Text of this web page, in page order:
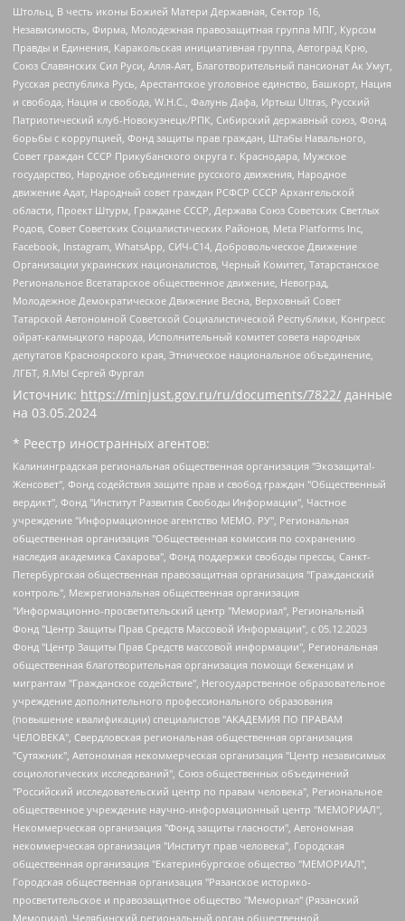
Штольц, В честь иконы Божией Матери Державная, Сектор 16,
Независимость, Фирма, Молодежная правозащитная группа МПГ, Курсом
Правды и Единения, Каракольская инициативная группа, Автоград Крю,
Союз Славянских Сил Руси, Алля-Аят, Благотворительный пансионат Ак Умут,
Русская республика Русь, Арестантское уголовное единство, Башкорт, Нация
и свобода, Нация и свобода, W.H.С., Фалунь Дафа, Иртыш Ultras, Русский
Патриотический клуб-Новокузнецк/РПК, Сибирский державный союз, Фонд
борьбы с коррупцией, Фонд защиты прав граждан, Штабы Навального,
Совет граждан СССР Прикубанского округа г. Краснодара, Мужское
государство, Народное объединение русского движения, Народное
движение Адат, Народный совет граждан РСФСР СССР Архангельской
области, Проект Штурм, Граждане СССР, Держава Союз Советских Светлых
Родов, Совет Советских Социалистических Районов, Meta Platforms Inc,
Facebook, Instagram, WhatsApp, СИЧ-С14, Добровольческое Движение
Организации украинских националистов, Черный Комитет, Татарстанское
Региональное Всетатарское общественное движение, Невоград,
Молодежное Демократическое Движение Весна, Верховный Совет
Татарской Автономной Советской Социалистической Республики, Конгресс
ойрат-калмыцкого народа, Исполнительный комитет совета народных
депутатов Красноярского края, Этническое национальное объединение,
ЛГБТ, Я.МЫ Сергей Фургал
Источник: https://minjust.gov.ru/ru/documents/7822/ данные
на 03.05.2024
* Реестр иностранных агентов:
Калининградская региональная общественная организация "Экозащита!-Женсовет", Фонд содействия защите прав и свобод граждан "Общественный вердикт", Фонд "Институт Развития Свободы Информации", Частное учреждение "Информационное агентство МЕМО. РУ", Региональная общественная организация "Общественная комиссия по сохранению наследия академика Сахарова", Фонд поддержки свободы прессы, Санкт-Петербургская общественная правозащитная организация "Гражданский контроль", Межрегиональная общественная организация "Информационно-просветительский центр "Мемориал", Региональный Фонд "Центр Защиты Прав Средств Массовой Информации", с 05.12.2023 Фонд "Центр Защиты Прав Средств массовой информации", Региональная общественная благотворительная организация помощи беженцам и мигрантам "Гражданское содействие", Негосударственное образовательное учреждение дополнительного профессионального образования (повышение квалификации) специалистов "АКАДЕМИЯ ПО ПРАВАМ ЧЕЛОВЕКА", Свердловская региональная общественная организация "Сутяжник", Автономная некоммерческая организация "Центр независимых социологических исследований", Союз общественных объединений "Российский исследовательский центр по правам человека", Региональное общественное учреждение научно-информационный центр "МЕМОРИАЛ", Некоммерческая организация "Фонд защиты гласности", Автономная некоммерческая организация "Институт прав человека", Городская общественная организация "Екатеринбургское общество "МЕМОРИАЛ", Городская общественная организация "Рязанское историко-просветительское и правозащитное общество "Мемориал" (Рязанский Мемориал), Челябинский региональный орган общественной самодеятельности – женское общественное объединение "Женщины Евразии", Челябинский региональный орган общественной самодеятельности "Уральская правозащитная группа", Фонд содействия защите здоровья и социальной справедливости имени Андрея Рылькова, Автономная Некоммерческая Организация "Аналитический Центр Юрия Левады", Автономная некоммерческая организация социальной поддержки населения "Проект Апрель", Региональная общественная организация помощи женщинам и детям, находящимся в кризисной ситуации "Информационно-методический центр "Анна", Фонд содействия развитию массовых коммуникаций и правовому просвещению "Так-так-Так", Фонд содействия устойчивому развитию "Серебряная тайга", Свердловский региональный общественный фонд социальных проектов "Новое время", "Idel.Реалии", Кавказ.Реалии, Крым.Реалии, Телеканал Настоящее Время, Татаро-башкирская служба Радио Свобода (Azatliq Radiosi), Радио Свободная Европа/Радио Свобода (PCE/PC), "Сибирь.Реалии", "Фактограф", Благотворительный фонд помощи осужденным и их семьям, Автономная некоммерческая организация "Институт глобализации и социальных движений", Фонд "В защиту прав заключенных", Частное учреждение "Центр поддержки и содействия развитию средств массовой информации", Пензенский региональный общественный благотворительный фонд "Гражданский союз", "Север.Реалии", Некоммерческая организация Фонд "Правовая инициатива", Общество с ограниченной ответственностью "Радио Свободная Европа/Радио Свобода", Чешское информационное агентство "MEDIUM-ORIENT", Красноярская региональная общественная организация "Мы против СПИДа", Камалягин Денис Николаевич, Маркелов Сергей Евгеньевич, Пономарев Лев Александрович, Савицкая Людмила Алексеевна, Автономная некоммерческая организация "Центр по работе с проблемой насилия "НАСИЛИЮ.НЕТ", Межрегиональный профессиональный союз работников здравоохранения "Альянс врачей", Юридическое лицо, зарегистрированное в Латвийской Республике, SIA "Medusa Project" (регистрационный номер 40103797863, дата регистрации 10.06.2014), Некоммерческая организация "Фонд по борьбе с коррупцией", Автономная некоммерческая организация "Институт права и публичной политики", Баданин Роман Сергеевич, Гликин Максим Александрович, Железнова Мария Михайловна, Лукьянова Юлия Сергеевна, Маетная Елизавета Витальевна, Маняхин Петр Борисович, Чуракова Ольга Владимировна, Ярош Юлия Петровна, Юридическое лицо "The Insider SIA", зарегистрированное в Риге, Латвийская Республика (дата регистрации 26.06.2015), являющееся администратором доменного имени интернет-издания "The Insider SIA", https://theins.ru, Постернак Алексей Евгеньевич, Рубин Михаил Аркадьевич, Анин Роман Александрович, Юридическое лицо Istories fonds, зарегистрированное в Латвийской Республике (регистрационный номер 50008295751, дата регистрации 24.02.2020), Великовский Дмитрий Александрович, Долинина Ирина Николаевна, Мароховская Алеся Алексеевна, Шлейнов Роман Юрьевич, Шмагун Олеся Валентиновна, Общество с ограниченной ответственностью "Альтаир 2021", Общество с ограниченной ответственностью "Вега 2021", Общество с ограниченной ответственностью "Главный редактор 2021", Общество с ограниченной ответственностью "Ромашки монолит", Важенков Артем Валерьевич, Ивановская областная общественная организация "Центр гендерных исследований", Гурман Юрий Альбертович, Медиапроект "ОВД-Инфо", Егоров Владимир Владимирович, Жилинский Владимир Александрович, Общество с ограниченной ответственностью "ЗП", Иванова София Юрьевна, Карезина Инна Павловна, Кильтау Екатерина Викторовна, Петров Алексей Викторович, Пискунов Сергей Евгеньевич, Смирнов Сергей Сергеевич, Тихонов Михаил Сергеевич, Общество с ограниченной ответственностью "ЖУРНАЛИСТ-ИНОСТРАННЫЙ АГЕНТ", Арапова Галина Юрьевна, Вольтская Татьяна Анатольевна, Американская компания "Mason G.E.S. Anonymous Foundation" (США), являющаяся владельцем интернет-издания https://mnews.world/, Компания "Stichting Bellingcat", зарегистрированная в Нидерландах (дата регистрации 11.07.2018), Захаров Андрей Вячеславович, Клепиковская Екатерина Дмитриевна, Общество с ограниченной ответственностью "МЕМО", Перл Роман Александрович, Симонов Евгений Алексеевич, Соловьева Елена Анатольевна, Сотников Даниил Владимирович, Сурначева Елизавета Дмитриевна, Автономная некоммерческая организация по защите прав человека и информированию населения "Якутия – Наше Мнение", Общество с ограниченной ответственностью "Москоу диджитал медиа", с 26.01.2023 Общество с ограниченной ответственностью "Чайка Белые сады", Ветошкина Валерия Валерьевна, Заговора Максим Александрович, Межрегиональное общественное движение "Российская ЛГБТ - сеть", Оленичев Максим Владимирович, Павлов Иван Юрьевич, Скворцова Елена Сергеевна, Общество с ограниченной ответственностью "Как бы инагент", Кочетков Игорь Викторович, Общество с ограниченной ответственностью "Честные выборы", Еланчик Олег Александрович, Общество с ограниченной ответственностью "Нобелевский призыв", Гималова Регина Эмилевна, Григорьев Андрей Валерьевич, Григорьева Алина Александровна, Ассоциация по содействию защите прав призывников, альтернативнослужащих и военнослужащих "Правозащитная группа "Гражданин.Армия.Право", Хисамова Регина Фаритовна, Автономная некоммерческая организация по реализации социально-правовых программ "Лилит", Дальневосточное общественное движение "Маяк", Санкт-Петербургская ЛГБТ-инициативная группа "Выход", Инициативная группа ЛГБТ+ "Реверс", Алексеев Андрей Викторович, Бекбулатова Таисия Львовна, Беляев Иван Михайлович, Владыкина Елена Сергеевна, Гельман Марат Александрович, Никульшина Вероника Юрьевна, Толоконникова Надежда Андреевна, Шендерович Виктор Анатольевич, Общество с ограниченной ответственностью "Данное сообщение", Общество с ограниченной ответственностью Издательский дом "Новая глава", Айнбиндер Александра Александровна, Московский комьюнити-центр для ЛГБТ+инициатив, Благотворительный фонд развития филантропии, Deutsche Welle (Германия, Kurt-Schumacher-Strasse 3, 53113 Bonn), Борзунова Мария Михайловна, Воробьев Виктор Викторович, Голубева Анна Львовна, Константинова Алла Михайловна, Малкова Ирина Владимировна, Мурадов Мурад Абдулгалимович, Осетинская Елизавета Николаевна, Понасенков Евгений Николаевич, Ганапольский Матвей Юрьевич, Киселев Евгений Алексеевич, Борухович Ирина Григорьевна, Дремин Иван Тимофеевич, Дубровский Дмитрий Викторович, Красноярская региональная общественная организация поддержки и развития альтернативных образовательных технологий и межкультурных коммуникаций "ИНТЕРРА", Маяковская Екатерина Алексеевна, Фейгин Марк Захарович, Филимонов Андрей Викторович, Дзугкоева Регина Николаевна, Доброхотов Роман Александрович, Дудь Юрий Александрович, Елкин Сергей Владимирович, Кругликов Кирилл Игоревич, Сабунаева Мария Леонидовна, Семенов Алексей Владимирович, Шаинян Карен Багратович, Шульман Екатерина Михайловна, Асафьев Артур Валерьевич, Вахштайн Виктор Семенович, Венедиктов Алексей Алексеевич, Лушникова Екатерина Евгеньевна, Волков Леонид Михайлович, Невзоров Александр Глебович, Пархоменко Сергей Борисович, Сироткин Ярослав Николаевич, Кара-Мурза Владимир Владимирович, Баранова Наталья Владимировна, Гозман Леонид Яковлевич, Кагарлицкий Борис Юльевич, Климарев Михаил Валерьевич, Милов Владимир Станиславович, Автономная некоммерческая организация Краснодарский центр современного искусства "Типография", Моргенштерн Алишер Тагирович, Соболь Любовь Эдуардовна, Общество с ограниченной ответственностью "ЛИЗА НОРМ", Каспаров Гарри Кимович, Ходорковский Михаил Борисович, Общество с ограниченной ответственностью "Апрельские тезисы", Данилович Ирина Брониславовна, Кашин Олег Владимирович, Петров Николай Владимирович, Пивоваров Алексей Владимирович, Соколов Михаил Владимирович, Цветкова Юлия Владимировна, Чичваркин Евгений Александрович, Комитет против пыток/Команда против пыток, Общество с ограниченной ответственностью "Первый научный", Общество с ограниченной ответственностью "Вертолет и ко", Белоцерковская Вероника Борисовна, Кац Максим Евгеньевич, Лазарева Татьяна Юрьевна, Шаведдинов Руслан Табризович, Яшин Илья Валерьевич, Общество с ограниченной ответственностью "Иноагент ААВ", Алешковский Дмитрий Петрович, Альбац Евгения Марковна, Быков Дмитрий Львович, Галямина Юлия Евгеньевна, Лойко Сергей Леонидович, Мартынов Кирилл Константинович, Медведев Сергей Александрович, Крашенинников Федор Геннадиевич, Гордеева Катерина Вл